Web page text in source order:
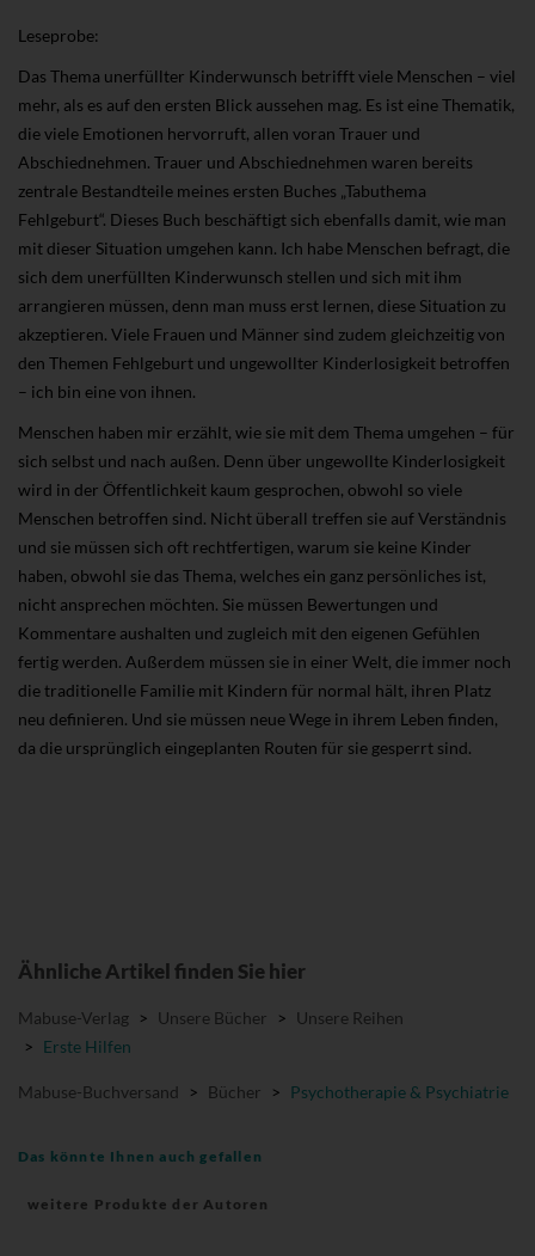
Leseprobe:
Das Thema unerfüllter Kinderwunsch betrifft viele Menschen – viel
mehr, als es auf den ersten Blick aussehen mag. Es ist eine Thematik,
die viele Emotionen hervorruft, allen voran Trauer und
Abschiednehmen. Trauer und Abschiednehmen waren bereits
zentrale Bestandteile meines ersten Buches „Tabuthema
Fehlgeburt“. Dieses Buch beschäftigt sich ebenfalls damit, wie man
mit dieser Situation umgehen kann. Ich habe Menschen befragt, die
sich dem unerfüllten Kinderwunsch stellen und sich mit ihm
arrangieren müssen, denn man muss erst lernen, diese Situation zu
akzeptieren. Viele Frauen und Männer sind zudem gleichzeitig von
den Themen Fehlgeburt und ungewollter Kinderlosigkeit betroffen
– ich bin eine von ihnen.
Menschen haben mir erzählt, wie sie mit dem Thema umgehen – für
sich selbst und nach außen. Denn über ungewollte Kinderlosigkeit
wird in der Öffentlichkeit kaum gesprochen, obwohl so viele
Menschen betroffen sind. Nicht überall treffen sie auf Verständnis
und sie müssen sich oft rechtfertigen, warum sie keine Kinder
haben, obwohl sie das Thema, welches ein ganz persönliches ist,
nicht ansprechen möchten. Sie müssen Bewertungen und
Kommentare aushalten und zugleich mit den eigenen Gefühlen
fertig werden. Außerdem müssen sie in einer Welt, die immer noch
die traditionelle Familie mit Kindern für normal hält, ihren Platz
neu definieren. Und sie müssen neue Wege in ihrem Leben finden,
da die ursprünglich eingeplanten Routen für sie gesperrt sind.
Ähnliche Artikel finden Sie hier
Mabuse-Verlag > Unsere Bücher > Unsere Reihen
> Erste Hilfen
Mabuse-Buchversand > Bücher > Psychotherapie & Psychiatrie
Das könnte Ihnen auch gefallen
weitere Produkte der Autoren